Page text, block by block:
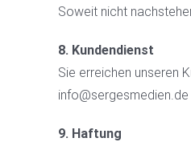
Soweit nicht
8. Kundendienst
Sie erreichen unseren
info@sergesmedien.de
9. Haftung